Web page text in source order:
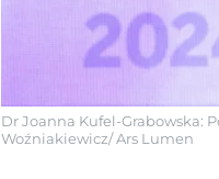
Dr Joanna Kufel-Grabowska:
Woźniakiewicz/ Ars Lumen